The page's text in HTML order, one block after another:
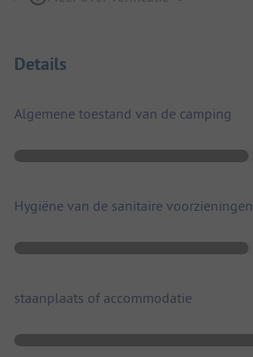
Details
Algemene toestand van de camping
Hygiëne van de sanitaire voorzieningen
staanplaats of accommodatie